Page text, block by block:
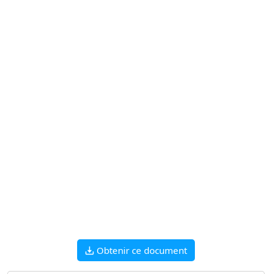
Obtenir ce document